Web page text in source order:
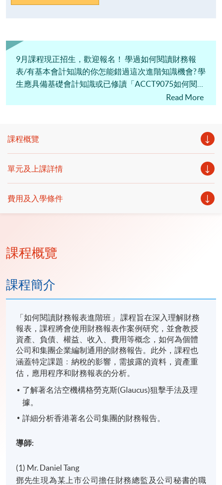
9月課程現正招生，歡迎報名！ 學過如何閱讀財務報
表/有基本會計知識的你怎能錯過這次進階知識機會? 學
生應具備基礎會計知識或已修讀「ACCT9075如何閱讀
Read More
課程概覽
單元及上課詳情
費用及入學條件
課程概覽
課程簡介
「如何閱讀財務報表進階班」 課程旨在深入理解財務
報表，課程將會使用財務報表作案例研究，並會教授
資產、負債、權益、收入、費用等概念，如何為個體
公司和集團企業編制通用的財務報告。 此外，課程也
涵蓋特定課題﹕納稅的影響，需披露的資料，資產重
估，應用程序和財務報表的分析。
了解著名沽空機構格勞克斯(Glaucus)狙擊手法及理
據。
詳細分析香港著名公司集團的財務報告。
導師:
(1) Mr. Daniel Tang
鄧先生現為某上市公司擔任財務總監及公司秘書的職